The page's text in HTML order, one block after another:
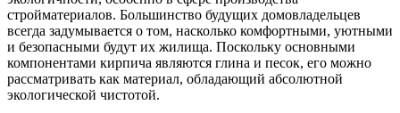
стройматериалов. Большинство будущих домовладельцев
всегда задумывается о том, насколько комфортными, уютными
и безопасными будут их жилища. Поскольку основными
компонентами кирпича являются глина и песок, его можно
рассматривать как материал, обладающий абсолютной
экологической чистотой.